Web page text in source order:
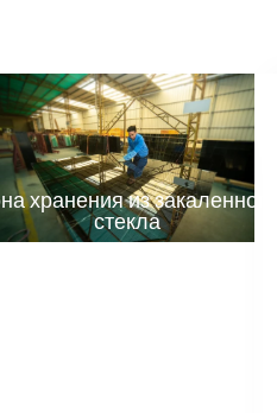
хранения из закаленного
стекла